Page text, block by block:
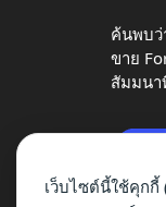
ค้นพบว่
ขาย
สัมมนา
เว็บไซต์นี้ใช้คุกกี้